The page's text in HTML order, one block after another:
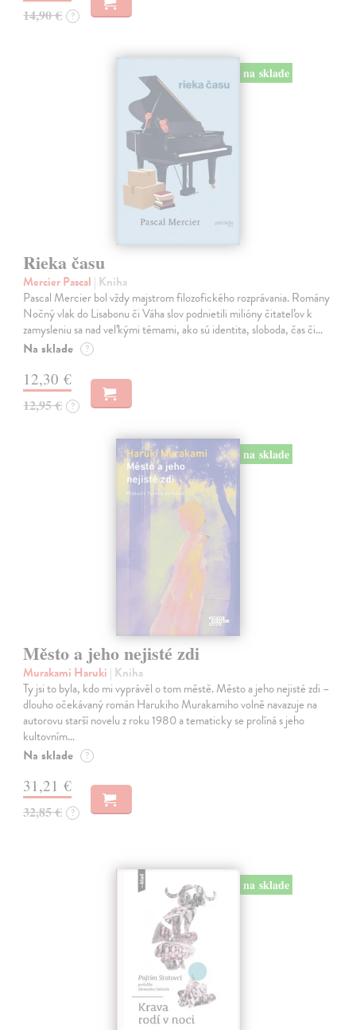
14,90 € ?
na sklade
Rieka času
Mercier Pascal | Kniha
Pascal Mercier bol vždy majstrom filozofického rozprávania. Romány
Nočný vlak do Lisabonu či Váha slov podnietili milióny čitateľov k
zamysleniu sa nad veľkými témami, ako sú identita, sloboda, čas či…
Na sklade ?
12,30 €
12,95 € ?
na sklade
Město a jeho nejisté zdi
Murakami Haruki | Kniha
Ty jsi to byla, kdo mi vyprávěl o tom městě. Město a jeho nejisté zdi –
dlouho očekávaný román Harukiho Murakamiho volně navazuje na
autorovu starší novelu z roku 1980 a tematicky se prolíná s jeho
kultovním…
Na sklade ?
31,21 €
32,85 € ?
na sklade